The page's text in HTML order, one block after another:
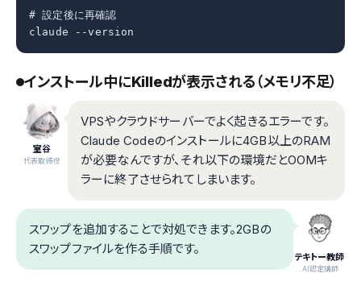
# 設定後に再確認
claude --version
インストール中にKilledが表示される（メモリ不足）
室谷
代表取締役
VPSやクラウドサーバーでよく起きるエラーです。
Claude Codeのインストールに4GB以上のRAM
が必要なんですが、それ以下の環境だとOOMキ
ラーに終了させられてしまいます。
テキトー教師
.AI認定講師
スワップを追加することで対処できます。2GBの
スワップファイルを作る手順です。